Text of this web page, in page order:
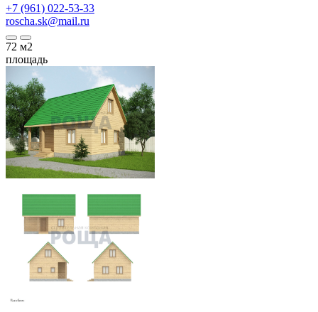
+7 (961) 022-53-33
roscha.sk@mail.ru
72 м2
площадь